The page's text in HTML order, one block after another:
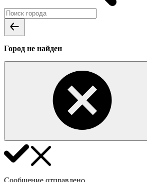
Город не найден
Сообщение отправлено